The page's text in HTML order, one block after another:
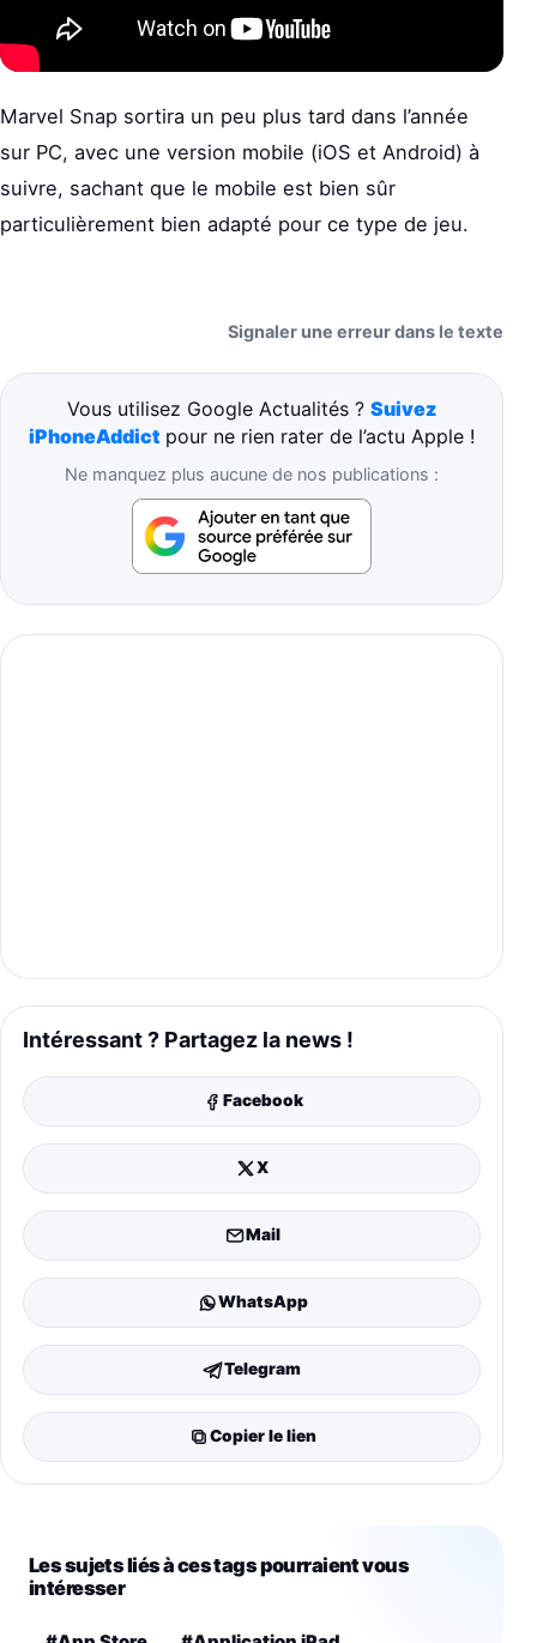
Marvel Snap sortira un peu plus tard dans l’année
sur PC, avec une version mobile (iOS et Android) à
suivre, sachant que le mobile est bien sûr
particulièrement bien adapté pour ce type de jeu.
Signaler une erreur dans le texte
Vous utilisez Google Actualités ? Suivez
iPhoneAddict pour ne rien rater de l’actu Apple !
Ne manquez plus aucune de nos publications :
Intéressant ? Partagez la news !
Facebook
X
Mail
WhatsApp
Telegram
Copier le lien
Les sujets liés à ces tags pourraient vous
intéresser